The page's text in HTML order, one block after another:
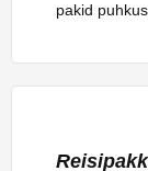
pakid